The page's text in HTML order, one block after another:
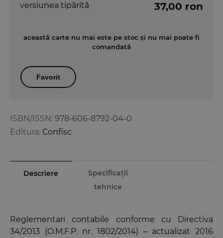
ISBN/ISSN: 978-606-8792-04-0
Editura: Confisc
versiunea tipărită 37,00 ron
această carte nu mai este pe stoc și nu mai poate fi
comandată
Favorit
Descriere
Specificații
tehnice
Reglementari contabile conforme cu Directiva
34/2013 (O.M.F.P. nr. 1802/2014) – actualizat 2016